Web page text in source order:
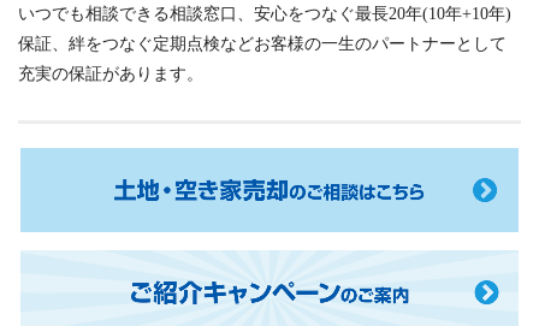
いつでも相談できる相談窓口、安心をつなぐ最長20年(10年+10年)
保証、絆をつなぐ定期点検などお客様の一生のパートナーとして
充実の保証があります。
土